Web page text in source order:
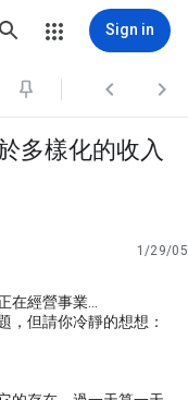
Sign in
 
樣化的收入
1/29/05
在經營事業…
，但請你冷靜的想想：